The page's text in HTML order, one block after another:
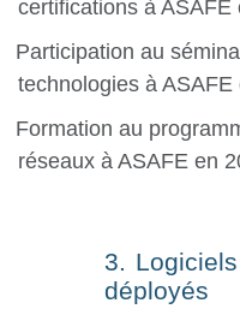
certifications à ASAFE
Participation au
technologies à ASAFE
Formation au
réseaux à ASAFE en
3.
déployés